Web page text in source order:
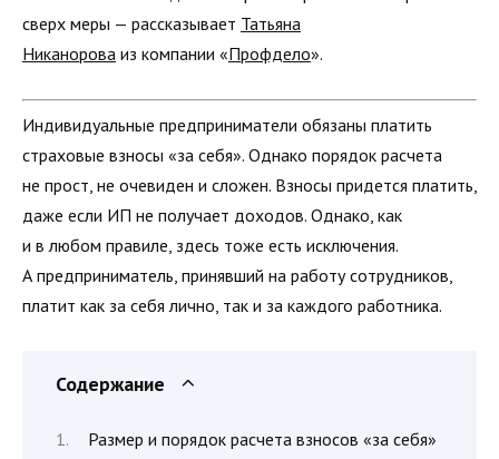
сверх меры — рассказывает Татьяна
Никанорова из компании «Профдело».
Индивидуальные предприниматели обязаны платить
страховые взносы «за себя». Однако порядок расчета
не прост, не очевиден и сложен. Взносы придется платить,
даже если ИП не получает доходов. Однако, как
и в любом правиле, здесь тоже есть исключения.
А предприниматель, принявший на работу сотрудников,
платит как за себя лично, так и за каждого работника.
Содержание
Размер и порядок расчета взносов «за себя»